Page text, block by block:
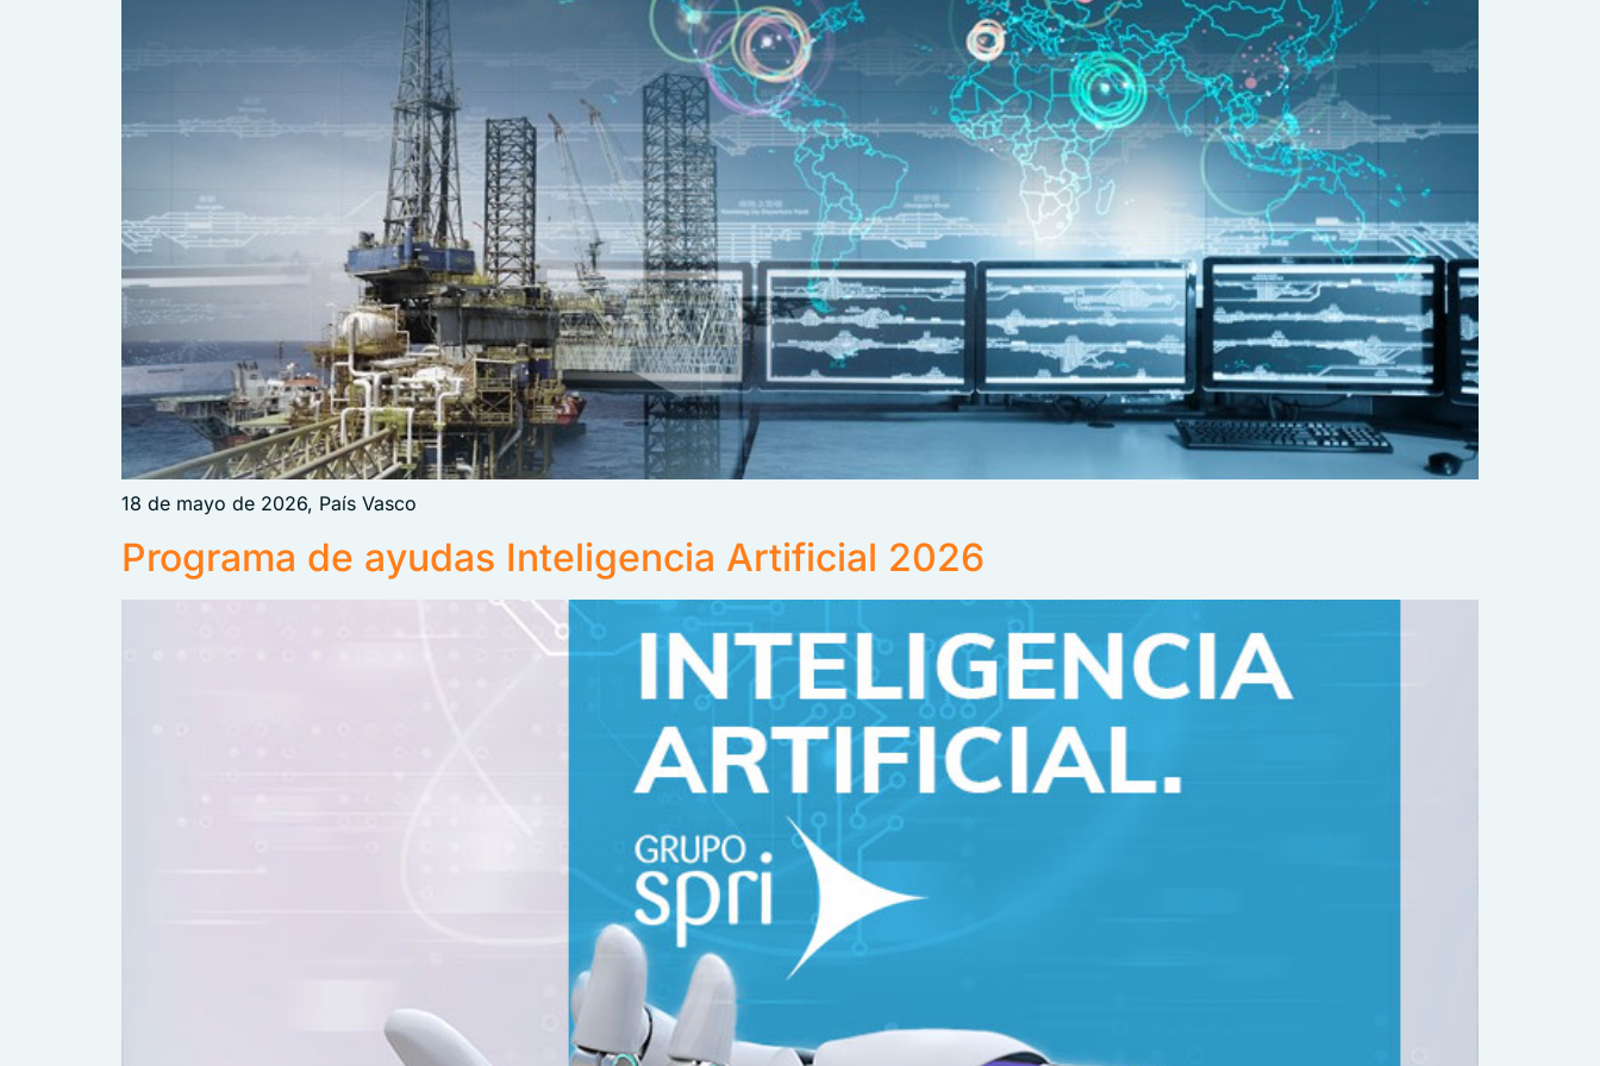
18 de mayo de 2026, País Vasco
Programa de ayudas Inteligencia Artificial 2026